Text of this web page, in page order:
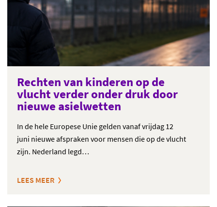
Rechten van kinderen op de
vlucht verder onder druk door
nieuwe asielwetten
In de hele Europese Unie gelden vanaf vrijdag 12
juni nieuwe afspraken voor mensen die op de vlucht
zijn. Nederland legd…
LEES MEER